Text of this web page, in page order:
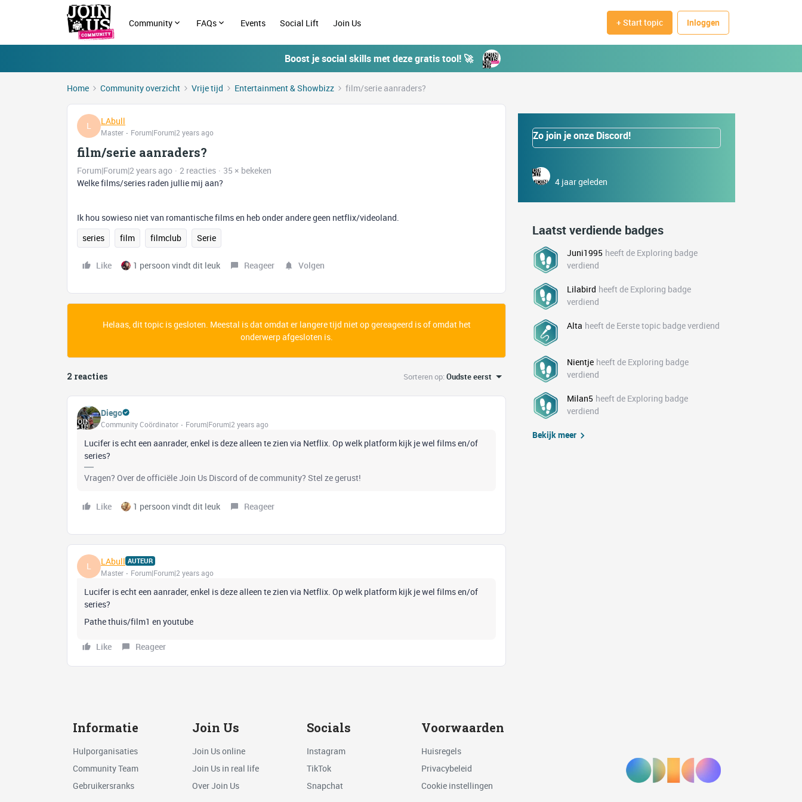
Community FAQs Events Social Lift Join Us + Start topic Inloggen
Boost je social skills met deze gratis tool! 🚀
Home Community overzicht Vrije tijd Entertainment & Showbizz film/serie aanraders?
L LAbull
Master Forum|Forum|2 years ago
film/serie aanraders?
Forum|Forum|2 years ago 2 reacties
35 × bekeken
Welke films/series raden jullie mij aan?
Ik hou sowieso niet van romantische films en heb onder andere geen netflix/videoland.
series
film filmclub Serie
Like 1 persoon vindt dit leuk Reageer Volgen
Helaas, dit topic is gesloten. Meestal is dat omdat er langere tijd niet op gereageerd is of omdat het
onderwerp afgesloten is.
2 reacties Sorteren op:Oudste eerst
Diego
Community Coördinator Forum|Forum|2 years ago
Lucifer is echt een aanrader, enkel is deze alleen te zien via Netflix. Op welk platform kijk je wel films en/of
series?
Vragen? Over de officiële Join Us Discord of de community? Stel ze gerust!
Like 1 persoon vindt dit leuk Reageer
L LAbull AUTEUR
Master Forum|Forum|2 years ago
Lucifer is echt een aanrader, enkel is deze alleen te zien via Netflix. Op welk platform kijk je wel films en/of
series?
Pathe thuis/film1 en youtube
Like Reageer
Zo join je onze Discord!
4 jaar geleden
Laatst verdiende badges
Juni1995 heeft de Exploring badge
verdiend
Lilabird heeft de Exploring badge
verdiend
Alta heeft de Eerste topic badge verdiend
Nientje heeft de Exploring badge
verdiend
Milan5 heeft de Exploring badge
verdiend
Bekijk meer
Informatie
Hulporganisaties
Community Team
Gebruikersranks
Join Us
Join Us online
Join Us in real life
Over Join Us
Socials
Instagram
TikTok
Snapchat
Voorwaarden
Huisregels
Privacybeleid
Cookie instellingen